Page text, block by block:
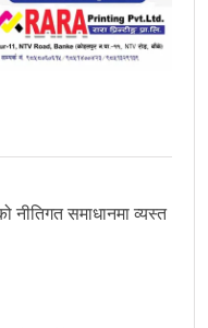
नीतिगत समाधानमा व्यस्त